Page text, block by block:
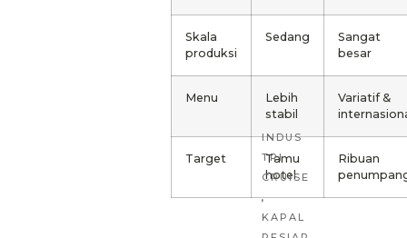
Skala
produksi
Sedang
Sangat
besar
Menu
Lebih
stabil
Variatif &
Target
Tamu
hotel
Ribuan
INDUS
TRI
CRUISE
,
KAPAL